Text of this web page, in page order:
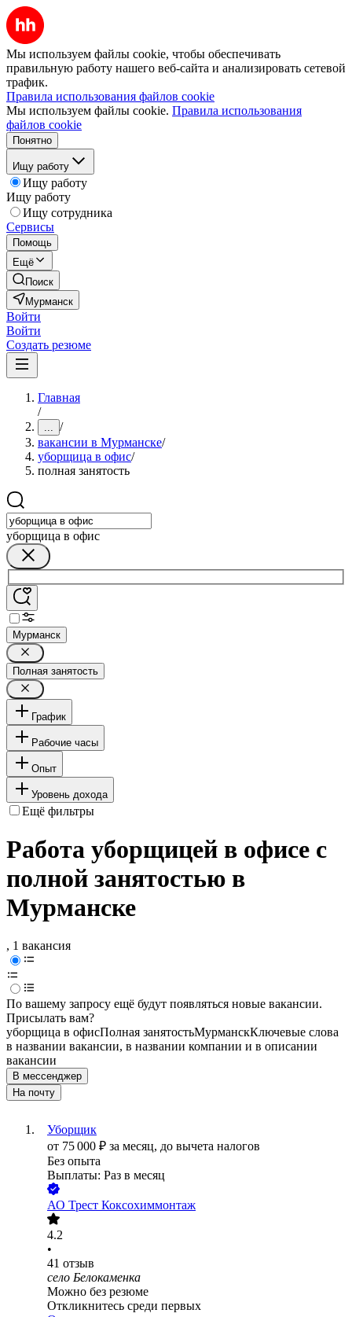
Мы используем файлы cookie, чтобы обеспечивать
правильную работу нашего веб-сайта и анализировать сетевой
трафик.
Правила использования файлов cookie
Мы используем файлы cookie. Правила использования
файлов cookie
Понятно
Ищу работу
Ищу работу
Ищу работу
Ищу сотрудника
Сервисы
Помощь
Ещё
Поиск
Мурманск
Войти
Войти
Создать резюме
Главная
/
... /
вакансии в Мурманске/
уборщица в офис/
полная занятость
уборщица в офис
Мурманск
Полная занятость
График
Рабочие часы
Опыт
Уровень дохода
Ещё фильтры
Работа уборщицей в офисе с
полной занятостью в
Мурманске
, 1 вакансия
По вашему запросу ещё будут появляться новые вакансии.
Присылать вам?
уборщица в офисПолная занятостьМурманскКлючевые слова
в названии вакансии, в названии компании и в описании
вакансии
В мессенджер
На почту
Уборщик
от 75 000 ₽ за месяц, до вычета налогов
Без опыта
Выплаты: Раз в месяц
АО Трест Коксохиммонтаж
4.2
•
41 отзыв
село Белокаменка
Можно без резюме
Откликнитесь среди первых